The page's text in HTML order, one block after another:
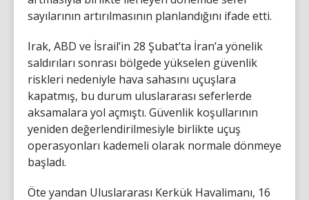
sayılarının artırılmasının planlandığını ifade etti.
Irak, ABD ve İsrail’in 28 Şubat’ta İran’a yönelik
saldırıları sonrası bölgede yükselen güvenlik
riskleri nedeniyle hava sahasını uçuşlara
kapatmış, bu durum uluslararası seferlerde
aksamalara yol açmıştı. Güvenlik koşullarının
yeniden değerlendirilmesiyle birlikte uçuş
operasyonları kademeli olarak normale dönmeye
başladı.
Öte yandan Uluslararası Kerkük Havalimanı, 16